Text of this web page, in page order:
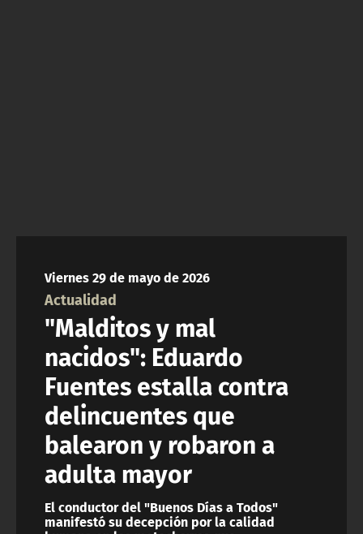
Viernes 29 de mayo de 2026
Actualidad
"Malditos y mal
nacidos": Eduardo
Fuentes estalla contra
delincuentes que
balearon y robaron a
adulta mayor
El conductor del "Buenos Días a Todos"
manifestó su decepción por la calidad